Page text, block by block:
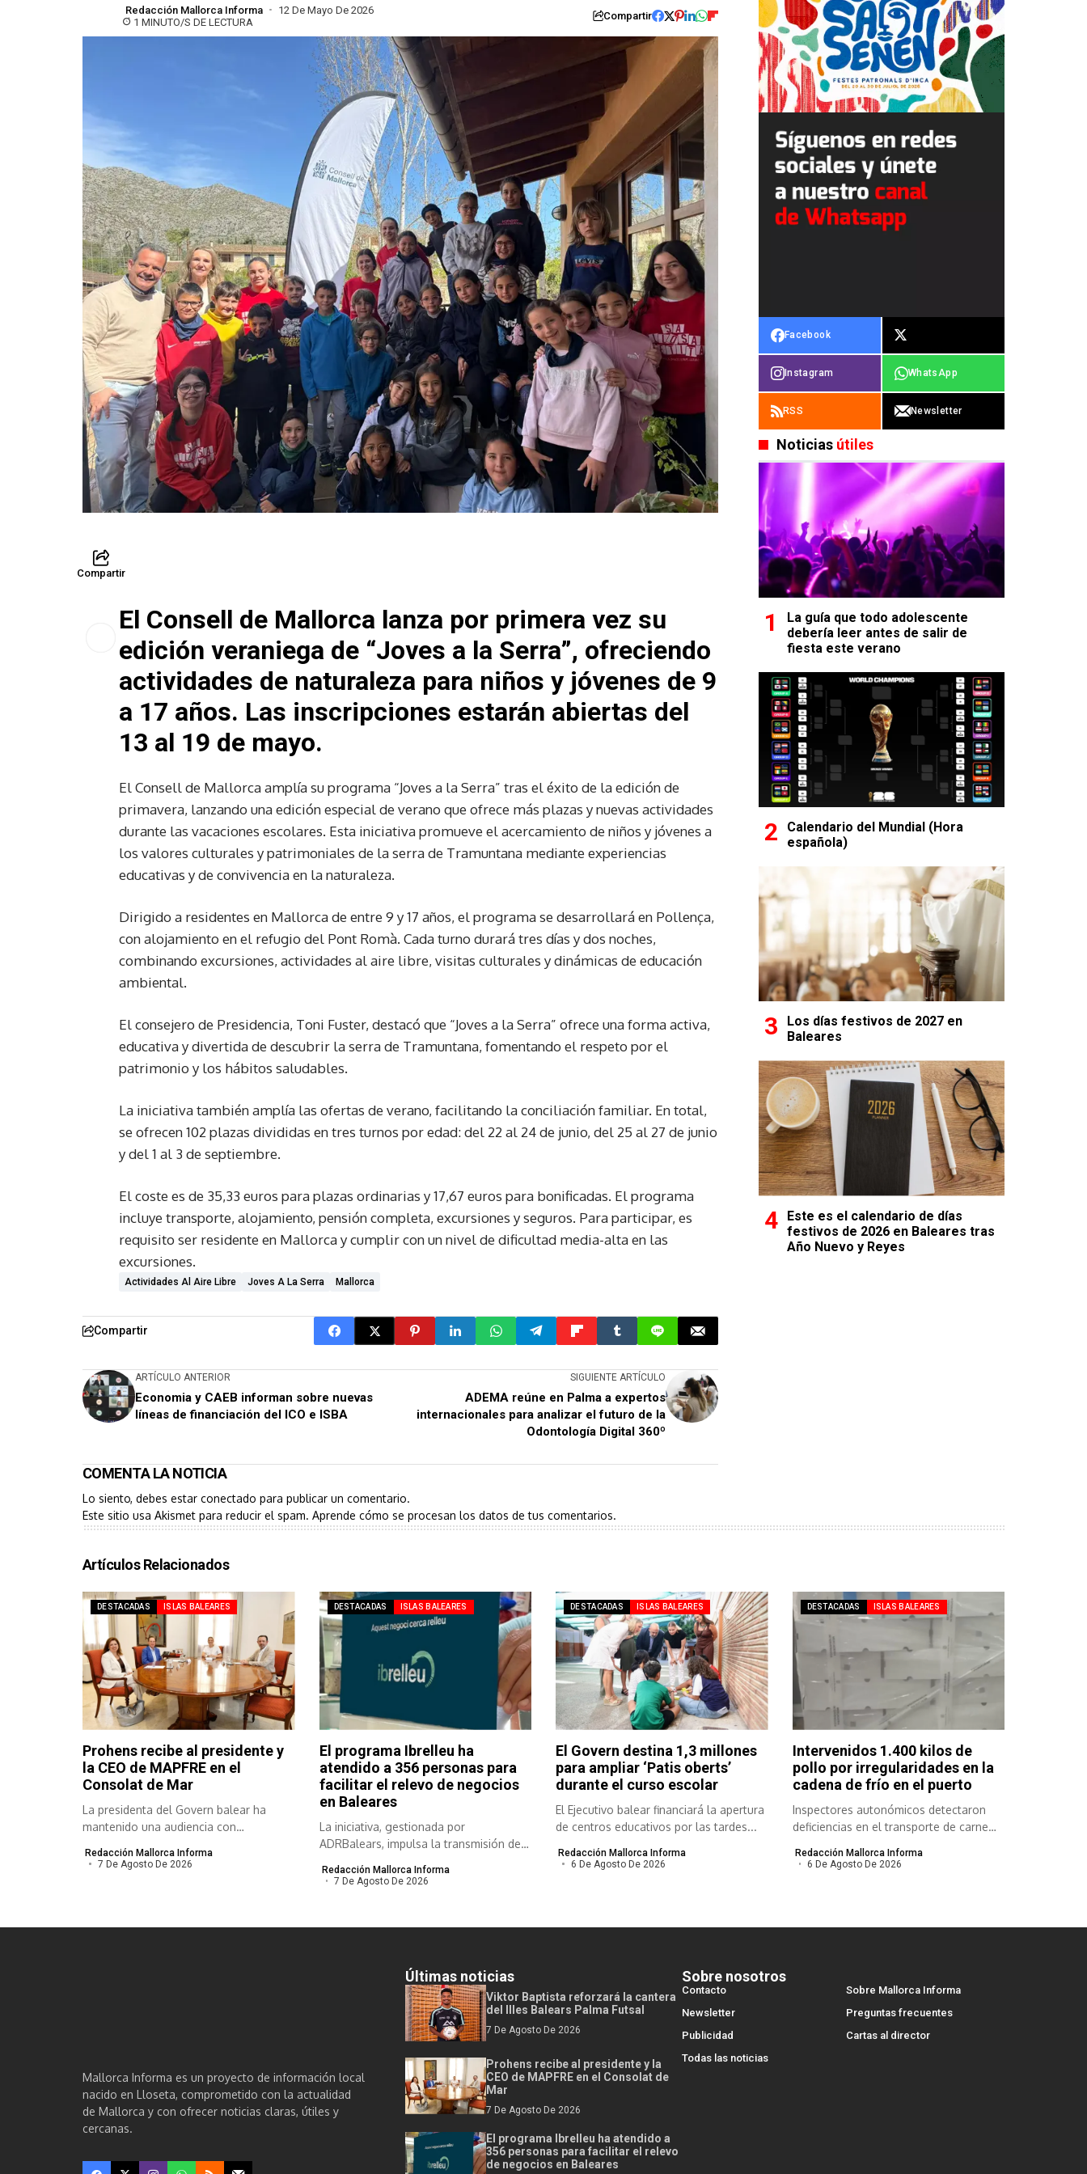
Redacción Mallorca Informa
12 De Mayo De 2026
1 MINUTO/S DE LECTURA
Compartir
Compartir
El Consell de Mallorca lanza por primera vez su
edición veraniega de “Joves a la Serra”, ofreciendo
actividades de naturaleza para niños y jóvenes de 9
a 17 años. Las inscripciones estarán abiertas del
13 al 19 de mayo.
El Consell de Mallorca amplía su programa “Joves a la Serra” tras el éxito de la edición de
primavera, lanzando una edición especial de verano que ofrece más plazas y nuevas actividades
durante las vacaciones escolares. Esta iniciativa promueve el acercamiento de niños y jóvenes a
los valores culturales y patrimoniales de la serra de Tramuntana mediante experiencias
educativas y de convivencia en la naturaleza.
Dirigido a residentes en Mallorca de entre 9 y 17 años, el programa se desarrollará en Pollença,
con alojamiento en el refugio del Pont Romà. Cada turno durará tres días y dos noches,
combinando excursiones, actividades al aire libre, visitas culturales y dinámicas de educación
ambiental.
El consejero de Presidencia, Toni Fuster, destacó que “Joves a la Serra” ofrece una forma activa,
educativa y divertida de descubrir la serra de Tramuntana, fomentando el respeto por el
patrimonio y los hábitos saludables.
La iniciativa también amplía las ofertas de verano, facilitando la conciliación familiar. En total,
se ofrecen 102 plazas divididas en tres turnos por edad: del 22 al 24 de junio, del 25 al 27 de junio
y del 1 al 3 de septiembre.
El coste es de 35,33 euros para plazas ordinarias y 17,67 euros para bonificadas. El programa
incluye transporte, alojamiento, pensión completa, excursiones y seguros. Para participar, es
requisito ser residente en Mallorca y cumplir con un nivel de dificultad media-alta en las
excursiones.
Actividades Al Aire Libre Joves A La Serra Mallorca
Compartir
ARTÍCULO ANTERIOR
Economia y CAEB informan sobre nuevas
líneas de financiación del ICO e ISBA
SIGUIENTE ARTÍCULO
ADEMA reúne en Palma a expertos
internacionales para analizar el futuro de la
Odontología Digital 360º
COMENTA LA NOTICIA
Lo siento, debes estar conectado para publicar un comentario.
Este sitio usa Akismet para reducir el spam. Aprende cómo se procesan los datos de tus comentarios.
Facebook
Instagram WhatsApp
RSS Newsletter
Noticias útiles
La guía que todo adolescente
debería leer antes de salir de
fiesta este verano
Calendario del Mundial (Hora
española)
Los días festivos de 2027 en
Baleares
Este es el calendario de días
festivos de 2026 en Baleares tras
Año Nuevo y Reyes
Artículos Relacionados
DESTACADAS ISLAS BALEARES
Prohens recibe al presidente y
la CEO de MAPFRE en el
Consolat de Mar
La presidenta del Govern balear ha
mantenido una audiencia con
Redacción Mallorca Informa
7 De Agosto De 2026
DESTACADAS ISLAS BALEARES
El programa Ibrelleu ha
atendido a 356 personas para
facilitar el relevo de negocios
en Baleares
La iniciativa, gestionada por
ADRBalears, impulsa la transmisión de
Redacción Mallorca Informa
7 De Agosto De 2026
DESTACADAS ISLAS BALEARES
El Govern destina 1,3 millones
para ampliar ‘Patis oberts’
durante el curso escolar
El Ejecutivo balear financiará la apertura
de centros educativos por las tardes...
Redacción Mallorca Informa
6 De Agosto De 2026
DESTACADAS ISLAS BALEARES
Intervenidos 1.400 kilos de
pollo por irregularidades en la
cadena de frío en el puerto
Inspectores autonómicos detectaron
deficiencias en el transporte de carne
Redacción Mallorca Informa
6 De Agosto De 2026
Mallorca Informa es un proyecto de información local
nacido en Lloseta, comprometido con la actualidad
de Mallorca y con ofrecer noticias claras, útiles y
cercanas.
Últimas noticias
Viktor Baptista reforzará la cantera
del Illes Balears Palma Futsal
7 De Agosto De 2026
Prohens recibe al presidente y la
CEO de MAPFRE en el Consolat de
Mar
7 De Agosto De 2026
El programa Ibrelleu ha atendido a
356 personas para facilitar el relevo
de negocios en Baleares
Sobre nosotros
Contacto
Sobre Mallorca Informa
Newsletter
Preguntas frecuentes
Publicidad
Cartas al director
Todas las noticias